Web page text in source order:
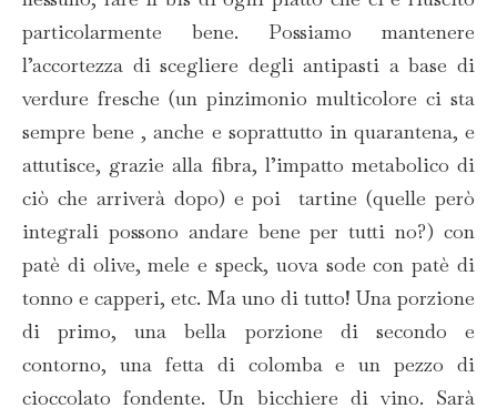
particolarmente bene. Possiamo mantenere
l’accortezza di scegliere degli antipasti a base di
verdure fresche (un pinzimonio multicolore ci sta
sempre bene , anche e soprattutto in quarantena, e
attutisce, grazie alla fibra, l’impatto metabolico di
ciò che arriverà dopo) e poi tartine (quelle però
integrali possono andare bene per tutti no?) con
patè di olive, mele e speck, uova sode con patè di
tonno e capperi, etc. Ma uno di tutto! Una porzione
di primo, una bella porzione di secondo e
contorno, una fetta di colomba e un pezzo di
cioccolato fondente. Un bicchiere di vino. Sarà